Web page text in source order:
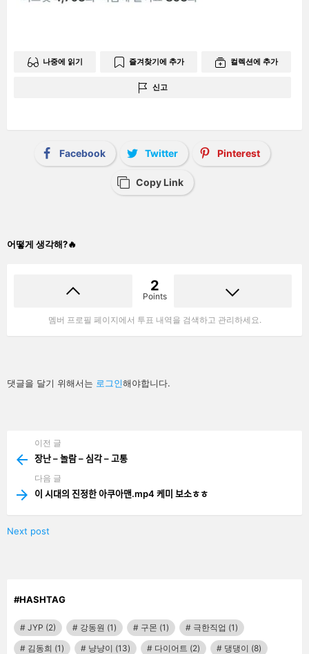
나중에 읽기 즐겨찾기에 추가 컬렉션에 추가
신고
Facebook Twitter Pinterest
Copy Link
어떻게 생각해?🔥
2
Points
멤버 프로필 페이지에서 투표 내역을 검색하고 관리하세요.
답
글
댓글을 달기 위해서는 로그인해야합니다.
more
이전 글
장난 – 놀람 – 심각 – 고통
다음 글
이 시대의 진정한 아쿠아맨.mp4 케미 보소ㅎㅎ
Next post
#HASHTAG
JYP (2) 강동원 (1) 구몬 (1) 극한직업 (1)
김동희 (1) 냥냥이 (13) 다이어트 (2) 댕댕이 (8)